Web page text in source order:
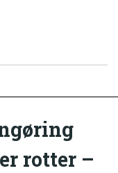
rotter –